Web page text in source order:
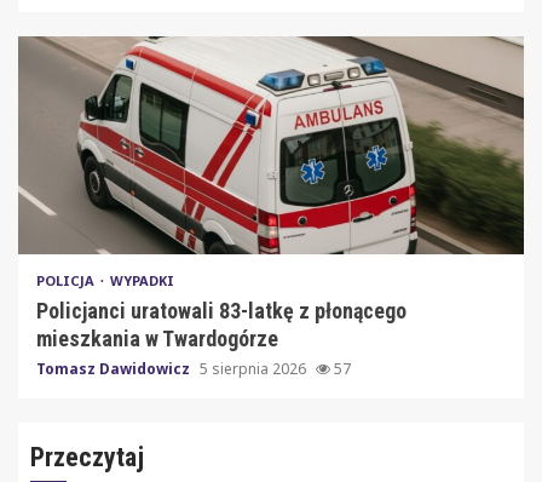
POLICJA WYPADKI
Policjanci uratowali 83-latkę z płonącego
mieszkania w Twardogórze
Tomasz Dawidowicz 5 sierpnia 2026 57
Przeczytaj